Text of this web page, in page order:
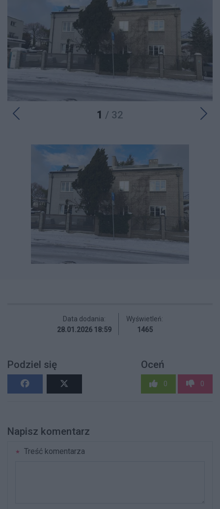
1 / 32
Data dodania:
28.01.2026 18:59
Wyświetleń:
1465
Podziel się Oceń
0 0
Napisz komentarz
Treść komentarza